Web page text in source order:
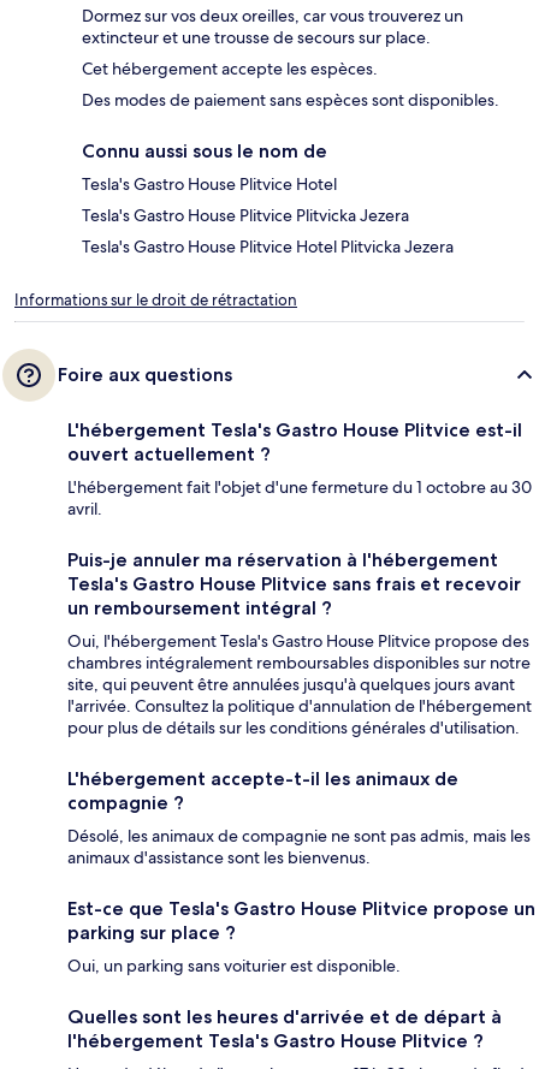
Dormez sur vos deux oreilles, car vous trouverez un
extincteur et une trousse de secours sur place.
Cet hébergement accepte les espèces.
Des modes de paiement sans espèces sont disponibles.
Connu aussi sous le nom de
Tesla's Gastro House Plitvice Hotel
Tesla's Gastro House Plitvice Plitvicka Jezera
Tesla's Gastro House Plitvice Hotel Plitvicka Jezera
Informations sur le droit de rétractation
Foire aux questions
L'hébergement Tesla's Gastro House Plitvice est-il
ouvert actuellement ?
L'hébergement fait l'objet d'une fermeture du 1 octobre au 30
avril.
Puis-je annuler ma réservation à l'hébergement
Tesla's Gastro House Plitvice sans frais et recevoir
un remboursement intégral ?
Oui, l'hébergement Tesla's Gastro House Plitvice propose des
chambres intégralement remboursables disponibles sur notre
site, qui peuvent être annulées jusqu'à quelques jours avant
l'arrivée. Consultez la politique d'annulation de l'hébergement
pour plus de détails sur les conditions générales d'utilisation.
L'hébergement accepte-t-il les animaux de
compagnie ?
Désolé, les animaux de compagnie ne sont pas admis, mais les
animaux d'assistance sont les bienvenus.
Est-ce que Tesla's Gastro House Plitvice propose un
parking sur place ?
Oui, un parking sans voiturier est disponible.
Quelles sont les heures d'arrivée et de départ à
l'hébergement Tesla's Gastro House Plitvice ?